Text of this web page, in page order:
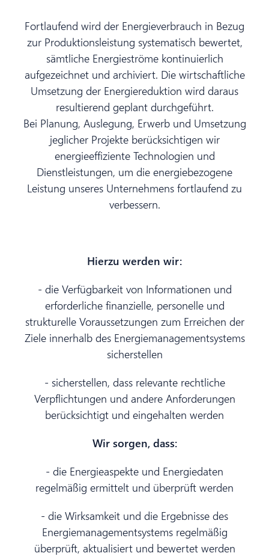
Fortlaufend wird der Energieverbrauch in Bezug
zur Produktionsleistung systematisch bewertet,
sämtliche Energieströme kontinuierlich
aufgezeichnet und archiviert. Die wirtschaftliche
Umsetzung der Energiereduktion wird daraus
resultierend geplant durchgeführt.
Bei Planung, Auslegung, Erwerb und Umsetzung
jeglicher Projekte berücksichtigen wir
energieeffiziente Technologien und
Dienstleistungen, um die energiebezogene
Leistung unseres Unternehmens fortlaufend zu
verbessern.
Hierzu werden wir:
- die Verfügbarkeit von Informationen und
erforderliche finanzielle, personelle und
strukturelle Voraussetzungen zum Erreichen der
Ziele innerhalb des Energiemanagementsystems
sicherstellen
- sicherstellen, dass relevante rechtliche
Verpflichtungen und andere Anforderungen
berücksichtigt und eingehalten werden
Wir sorgen, dass:
- die Energieaspekte und Energiedaten
regelmäßig ermittelt und überprüft werden
- die Wirksamkeit und die Ergebnisse des
Energiemanagementsystems regelmäßig
überprüft, aktualisiert und bewertet werden